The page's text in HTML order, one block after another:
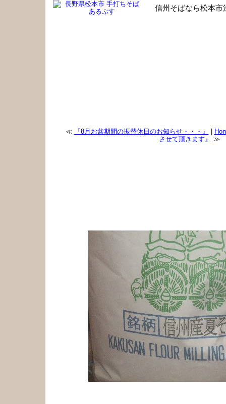
信州そばなら松本市
≪ 『8月お盆期間の振替休日のお知らせ・・・』
させて頂きます』
≫